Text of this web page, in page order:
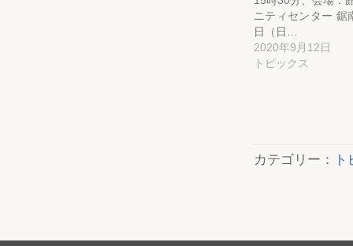
ニティセンター 鋸
日（日…
2020年9月12日
トピックス
カテゴリー：